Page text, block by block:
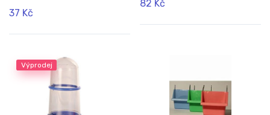
37 Kč
82 Kč
Výprodej